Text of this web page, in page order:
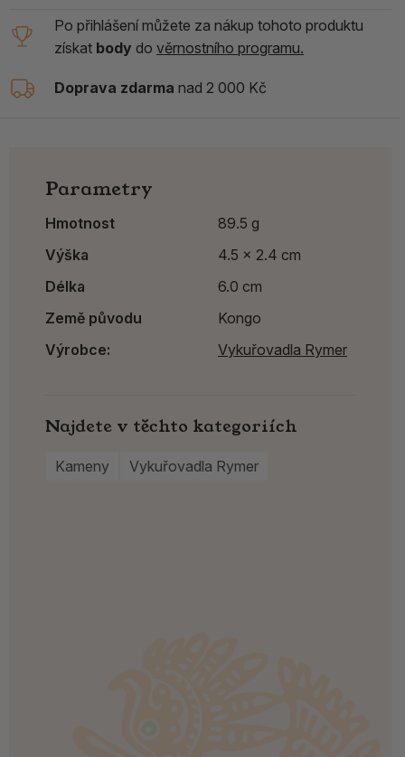
Po přihlášení můžete za nákup tohoto produktu
získat body do věrnostního programu.
Doprava zdarma nad 2 000 Kč
Parametry
Hmotnost
89.5 g
Výška
4.5 x 2.4 cm
Délka
6.0 cm
Země původu
Kongo
Výrobce:
Vykuřovadla Rymer
Najdete v těchto kategoriích
Kameny Vykuřovadla Rymer